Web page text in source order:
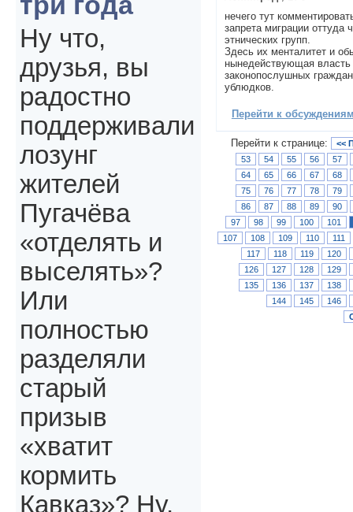
нечего тут
запрета миграции оттуда
этнических групп.
Здесь их менталитет и
нынедействующая
законопослушных
ублюдков.
Перейти к
Перейти к странице:
<<
53
54 55 56
57
64
65 66 67
68
75
76 77 78
79
86
87 88 89
90
97
98 99 100
101
107
108 109 110
111
117
118 119
120
126
127 128
129
135
136 137
138
144
145
146
Ну что,
друзья, вы
радостно
поддерживали
лозунг
жителей
Пугачёва
«отделять и
выселять»?
Или
полностью
разделяли
старый
призыв
«хватит
кормить
Кавказ»? Ну,